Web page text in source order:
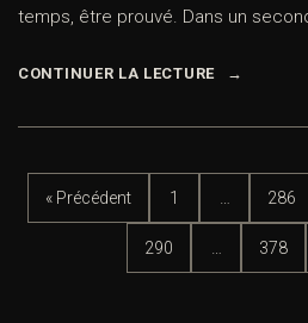
temps, être prouvé. Dans un
CONTINUER LA LECTURE
« Précédent 1 286
290 378